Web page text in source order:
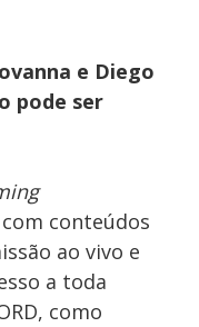
e Diego
pode ser
conteúdos
ao vivo e
a toda
como